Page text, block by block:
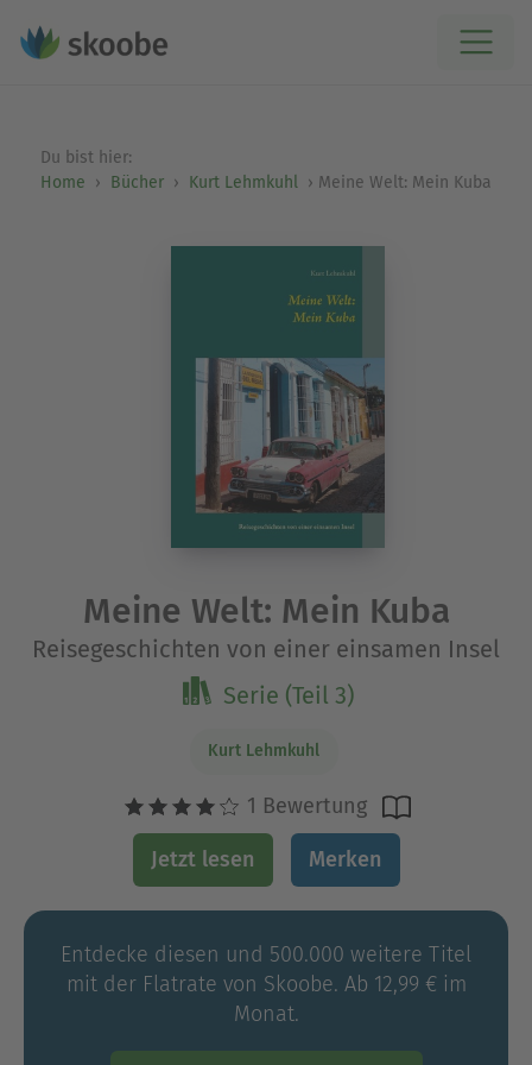
Du bist hier:
Home
Bücher Kurt Lehmkuhl Meine Welt: Mein Kuba
Meine Welt: Mein Kuba
Reisegeschichten von einer einsamen Insel
Serie (Teil 3)
Kurt Lehmkuhl
1 Bewertung
Jetzt lesen Merken
Entdecke diesen und 500.000 weitere Titel
mit der Flatrate von Skoobe. Ab 12,99 € im
Monat.